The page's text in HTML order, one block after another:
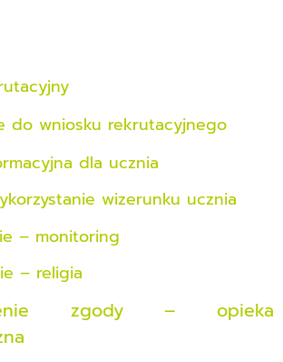
do wniosku rekrutacyjnego
dla ucznia
wizerunku ucznia
– monitoring
– religia
zgody – opieka